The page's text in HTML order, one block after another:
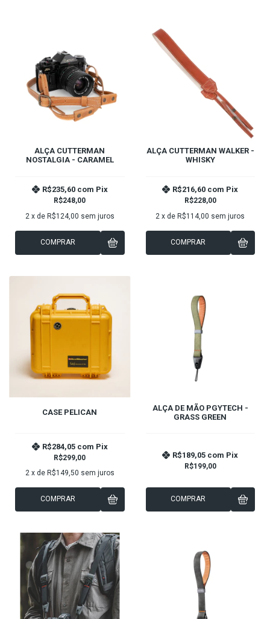
ALÇA CUTTERMAN
NOSTALGIA - CARAMEL
R$248,00
R$235,60 com Pix
2 x de R$124,00 sem juros
COMPRAR
ALÇA CUTTERMAN WALKER -
WHISKY
R$228,00
R$216,60 com Pix
2 x deR$114,00 sem juros
COMPRAR
CASE PELICAN
R$299,00
R$284,05 com Pix
2 x de R$149,50 sem juros
COMPRAR
ALÇA DE MÃO PGYTECH -
GRASS GREEN
R$199,00
R$189,05 com Pix
COMPRAR